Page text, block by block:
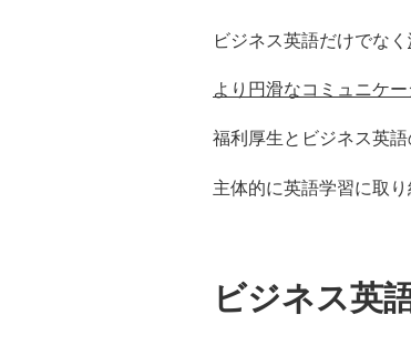
ビジネス英語だけでなく
より円滑なコミュニケ
福利厚生とビジネス英
主体的に英語学習に取
ビジネス英